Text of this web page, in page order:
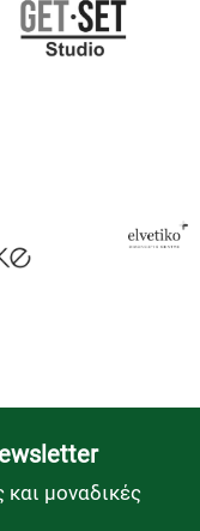
μοναδικές